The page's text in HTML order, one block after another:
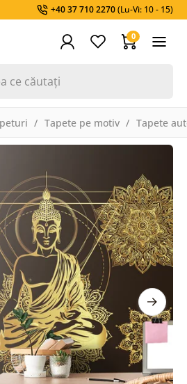
+40 37 710 2270(Lu-Vi: 10 - 15)
0
Tapete pe motiv Tapete